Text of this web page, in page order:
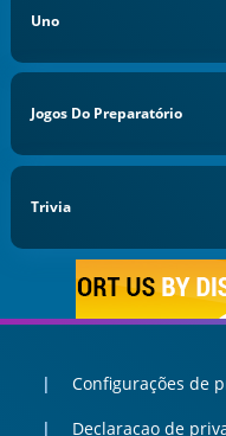
Uno
Jogos Do Preparatório
Trivia
Configurações de
Declaracao de